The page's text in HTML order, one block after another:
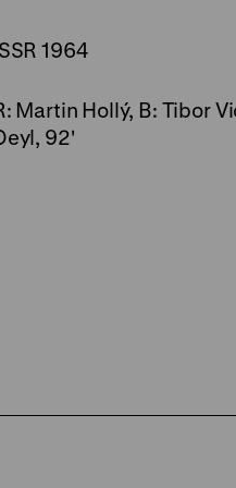
1964
Martin Hollý, B: Tibor
92'